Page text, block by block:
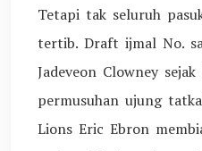
Tetapi tak seluruh
tertib. Draft ijmal No.
Jadeveon Clowney
permusuhan ujung
Lions Eric Ebron